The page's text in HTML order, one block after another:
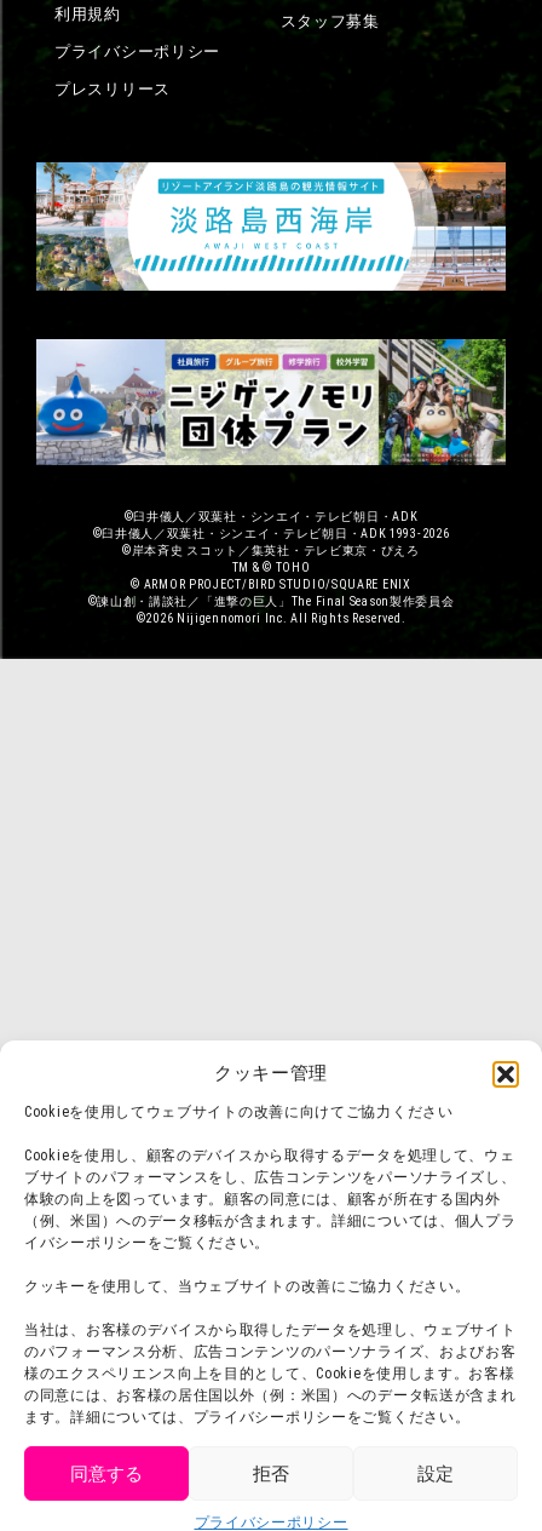
クッキー管理
Cookieを使用してウェブサイトの改善に向けてご協力ください
Cookieを使用し、顧客のデバイスから取得するデータを処理して、ウェ
ブサイトのパフォーマンスをし、広告コンテンツをパーソナライズし、
体験の向上を図っています。顧客の同意には、顧客が所在する国内外
（例、米国）へのデータ移転が含まれます。詳細については、個人プラ
イバシーポリシーをご覧ください。
クッキーを使用して、当ウェブサイトの改善にご協力ください。
当社は、お客様のデバイスから取得したデータを処理し、ウェブサイト
のパフォーマンス分析、広告コンテンツのパーソナライズ、およびお客
様のエクスペリエンス向上を目的として、Cookieを使用します。お客様
の同意には、お客様の居住国以外（例：米国）へのデータ転送が含まれ
ます。詳細については、プライバシーポリシーをご覧ください。
同意する 拒否 設定
プライバシーポリシー
利用規約
プライバシーポリシー
プレスリリース
スタッフ募集
©臼井儀人／双葉社・シンエイ・テレビ朝日・ADK
©臼井儀人／双葉社・シンエイ・テレビ朝日・ADK 1993-2026
©岸本斉史 スコット／集英社・テレビ東京・ぴえろ
TM & © TOHO
© ARMOR PROJECT/BIRD STUDIO/SQUARE ENIX
©諫山創・講談社／「進撃の巨人」The Final Season製作委員会
©2026 Nijigennomori Inc. All Rights Reserved.